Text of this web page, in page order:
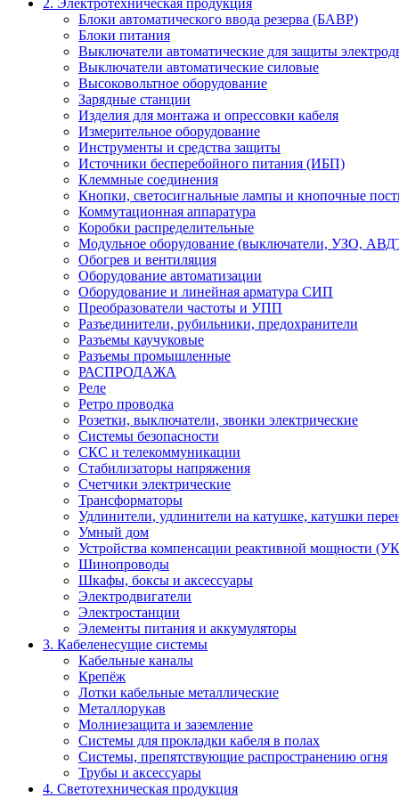
Блоки автоматического ввода резерва (БАВР)
Блоки питания
Выключатели автоматические для защиты
Выключатели автоматические силовые
Высоковольтное оборудование
Зарядные станции
Изделия для монтажа и опрессовки кабеля
Измерительное оборудование
Инструменты и средства защиты
Источники бесперебойного питания (ИБП)
Клеммные соединения
Кнопки, светосигнальные лампы и кнопочные
Коммутационная аппаратура
Коробки распределительные
Модульное оборудование (выключатели, УЗО,
Обогрев и вентиляция
Оборудование автоматизации
Оборудование и линейная арматура СИП
Преобразователи частоты и УПП
Разъединители, рубильники, предохранители
Разъемы каучуковые
Разъемы промышленные
РАСПРОДАЖА
Реле
Ретро проводка
Розетки, выключатели, звонки электрические
Системы безопасности
СКС и телекоммуникации
Стабилизаторы напряжения
Счетчики электрические
Трансформаторы
Удлинители, удлинители на катушке, катушки
Умный дом
Устройства компенсации реактивной мощности
Шинопроводы
Шкафы, боксы и аксессуары
Электродвигатели
Электростанции
Элементы питания и аккумуляторы
3. Кабеленесущие системы
Кабельные каналы
Крепёж
Лотки кабельные металлические
Металлорукав
Молниезащита и заземление
Системы для прокладки кабеля в полах
Системы, препятствующие распространению огня
Трубы и аксессуары
4. Светотехническая продукция